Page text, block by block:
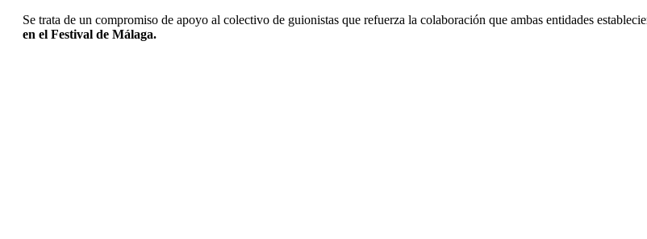
Se trata de un compromiso de apoyo al colectivo de guionistas que refuerza la colaboración que ambas entidades
en el Festival de Málaga.